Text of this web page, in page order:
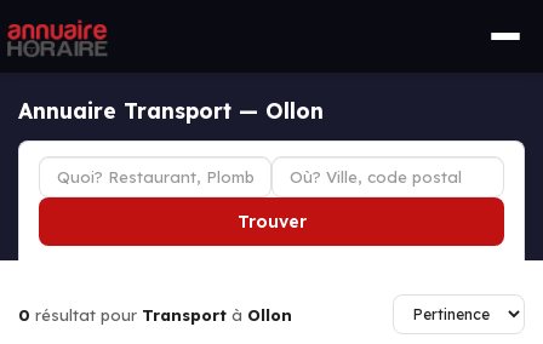
Annuaire Transport — Ollon
Trouver
0 résultat pour Transport à Ollon